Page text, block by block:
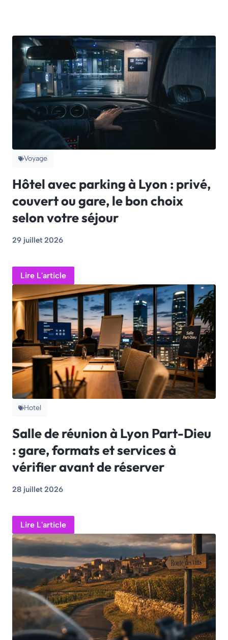
Voyage
Hôtel avec parking à Lyon : privé,
couvert ou gare, le bon choix
selon votre séjour
29 juillet 2026
Lire L'article
Hotel
Salle de réunion à Lyon Part-Dieu
: gare, formats et services à
vérifier avant de réserver
28 juillet 2026
Lire L'article